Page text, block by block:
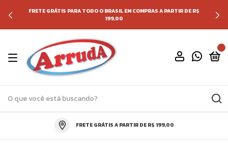
FRETE GRÁTIS PARA TODO O BRASIL EM COMPRAS A PARTIR DE R$
199,00
FRETE GRÁTIS A PARTIR DE R$ 199,00